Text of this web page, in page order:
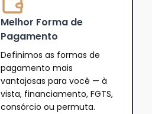
Melhor Forma de
Pagamento
Definimos as formas de
pagamento mais
vantajosas para você — à
vista, financiamento, FGTS,
consórcio ou permuta.